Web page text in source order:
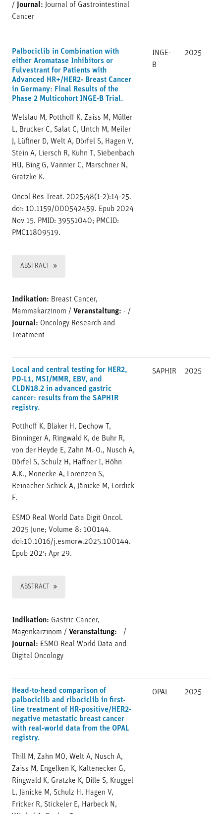
/ Journal: Journal of Gastrointestinal
Cancer
Palbociclib in Combination with
either Aromatase Inhibitors or
Fulvestrant for Patients with
Advanced HR+/HER2- Breast Cancer
in Germany: Final Results of the
Phase 2 Multicohort INGE-B Trial.
Welslau M, Potthoff K, Zaiss M, Müller
L, Brucker C, Salat C, Untch M, Meiler
J, Lüftner D, Welt A, Dörfel S, Hagen V,
Stein A, Liersch R, Kuhn T, Siebenbach
HU, Bing G, Vannier C, Marschner N,
Gratzke K.
Oncol Res Treat. 2025;48(1-2):14-25.
doi: 10.1159/000542459. Epub 2024
Nov 15. PMID: 39551040; PMCID:
PMC11809519.
ABSTRACT
Indikation: Breast Cancer,
Mammakarzinom / Veranstaltung: - /
Journal: Oncology Research and
Treatment
INGE-
B
2025
Local and central testing for HER2,
PD-L1, MSI/MMR, EBV, and
CLDN18.2 in advanced gastric
cancer: results from the SAPHIR
registry.
Potthoff K, Bläker H, Dechow T,
Binninger A, Ringwald K, de Buhr R,
von der Heyde E, Zahn M.-O., Nusch A,
Dörfel S, Schulz H, Haffner I, Höhn
A.K., Monecke A, Lorenzen S,
Reinacher-Schick A, Jänicke M, Lordick
F.
ESMO Real World Data Digit Oncol.
2025 June; Volume 8: 100144.
doi:10.1016/j.esmorw.2025.100144.
Epub 2025 Apr 29.
ABSTRACT
Indikation: Gastric Cancer,
Magenkarzinom / Veranstaltung: - /
Journal: ESMO Real World Data and
Digital Oncology
SAPHIR 2025
Head-to-head comparison of
palbociclib and ribociclib in first-
line treatment of HR-positive/HER2-
negative metastatic breast cancer
with real-world data from the OPAL
registry.
Thill M, Zahn MO, Welt A, Nusch A,
Zaiss M, Engelken K, Kaltenecker G,
Ringwald K, Gratzke K, Dille S, Kruggel
L, Jänicke M, Schulz H, Hagen V,
Fricker R, Stickeler E, Harbeck N,
OPAL 2025